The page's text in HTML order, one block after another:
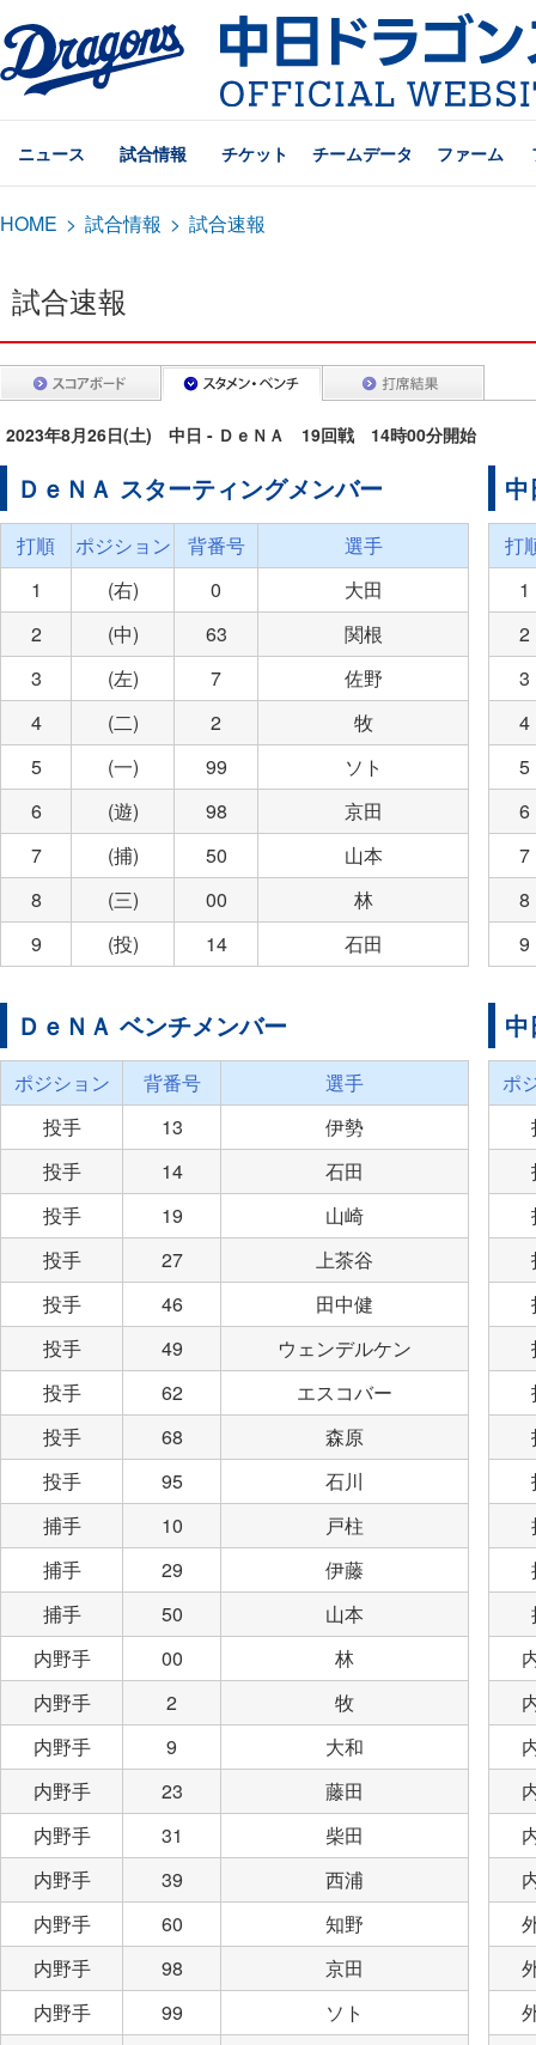
ニュース 試合情報 チケット チームデータ ファーム
HOME > 試合情報 > 試合速報
試合速報
2023年8月26日(土) 中日 - ＤｅＮＡ 19回戦 14時00分開始
ＤｅＮＡ スターティングメンバー
打順 ポジション 背番号
選手
1
(右) 0
大田
2
(中) 63
関根
3
(左) 7
佐野
4
(二) 2
牧
5
(一) 99
ソト
6
(遊) 98
京田
7
(捕) 50
山本
8
(三) 00
林
9
(投) 14 石田
打
1
2
3
4
5
6
7
8
9
ＤｅＮＡ ベンチメンバー
ポジション 背番号
選手
投手
13
伊勢
投手
14
石田
投手
19
山崎
投手
27
上茶谷
投手
46
田中健
投手
49
ウェンデルケン
投手
62
エスコバー
投手
68
森原
投手
95
石川
捕手
10
戸柱
捕手
29
伊藤
捕手
50
山本
内野手
00
林
内野手
2
牧
内野手
9
大和
内野手
23
藤田
内野手
31
柴田
内野手
39
西浦
内野手
60
知野
内野手
98
京田
内野手
99
ソト
ポ